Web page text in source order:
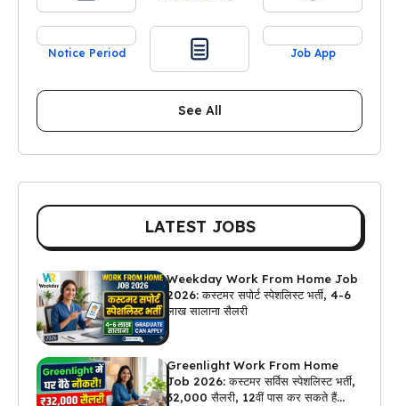
Notice Period Job App
See All
LATEST JOBS
Weekday Work From Home Job
2026: कस्टमर सपोर्ट स्पेशलिस्ट भर्ती, 4-6
लाख सालाना सैलरी
Greenlight Work From Home
Job 2026: कस्टमर सर्विस स्पेशलिस्ट भर्ती,
₹32,000 सैलरी, 12वीं पास कर सकते हैं